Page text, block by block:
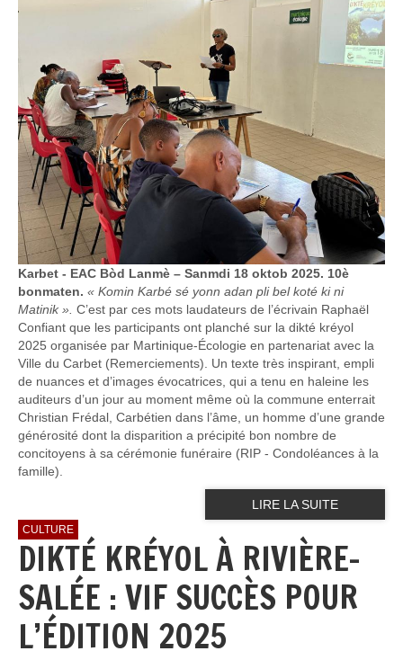
Karbet - EAC Bòd Lanmè – Sanmdi 18 oktob 2025. 10è
bonmaten. « Komin Karbé sé yonn adan pli bel koté ki ni
Matinik ». C’est par ces mots laudateurs de l’écrivain Raphaël
Confiant que les participants ont planché sur la dikté kréyol
2025 organisée par Martinique-Écologie en partenariat avec la
Ville du Carbet (Remerciements). Un texte très inspirant, empli
de nuances et d’images évocatrices, qui a tenu en haleine les
auditeurs d’un jour au moment même où la commune enterrait
Christian Frédal, Carbétien dans l’âme, un homme d’une grande
générosité dont la disparition a précipité bon nombre de
concitoyens à sa cérémonie funéraire (RIP - Condoléances à la
famille).
LIRE LA SUITE
CULTURE
DIKTÉ KRÉYOL À RIVIÈRE-
SALÉE : VIF SUCCÈS POUR
L’ÉDITION 2025